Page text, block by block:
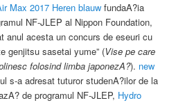
Max 2017 Heren blauw fundaA?ia
NF-JLEP al Nippon Foundation,
anul acesta un concurs de eseuri cu
genjitsu sasetai yume” (Vise pe care
folosind limba japonezA?). new
s-a adresat tuturor studenA?ilor de la
de programul NF-JLEP, Hydro